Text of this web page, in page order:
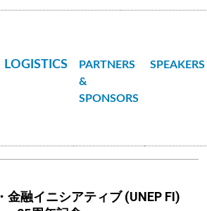
LOGISTICS
PARTNERS
&
SPONSORS
SPEAKERS
金融イニシアティブ (UNEP FI)